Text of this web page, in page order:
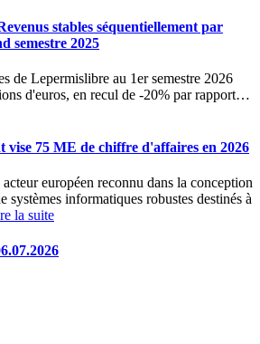
stables séquentiellement par
semestre 2025
de Lepermislibre au 1er semestre 2026
d'euros, en recul de -20% par rapport…
vise 75 ME de chiffre d'affaires en 2026
européen reconnu dans la conception
systèmes informatiques robustes destinés à
la suite